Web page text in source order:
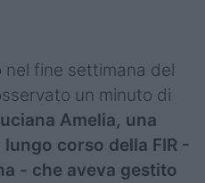
fine settimana del
un minuto di
Amelia, una
corso della FIR -
- che aveva gestito